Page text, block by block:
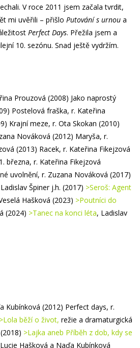
V roce 2011 jsem začala tvrdit,
mi uvěřili – přišlo Putování s urnou a
Perfect Days. Přežila jsem a
10. sezónu. Snad ještě vydržím.
Prouzová (2008) Jako naprostý
Postelová fraška, r. Kateřina
Krajní meze, r. Ota Skokan (2010)
Nováková (2012) Maryša, r.
(2013) Racek, r. Kateřina Fikejzová
března, r. Kateřina Fikejzová
uvolnění, r. Zuzana Nováková (2017)
Špiner j.h. (2017) >Seroš: Agent
Hašková (2023) >Poutníci do
(2024) >Tanec na konci léta, Ladislav
Kubínková (2012) Perfect days, r.
>Lola běží o život, režie a dramaturgická
>Lajka aneb Příběh z dob, kdy se
Hašková a Naďa Kubínková